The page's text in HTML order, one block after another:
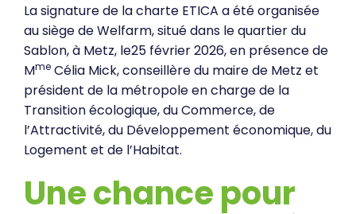
La signature de la charte ETICA a été organisée
au siège de Welfarm, situé dans le quartier du
Sablon, à Metz, le25 février 2026, en présence de
Mme Célia Mick, conseillère du maire de Metz et
président de la métropole en charge de la
Transition écologique, du Commerce, de
l’Attractivité, du Développement économique, du
Logement et de l’Habitat.
Une chance pour